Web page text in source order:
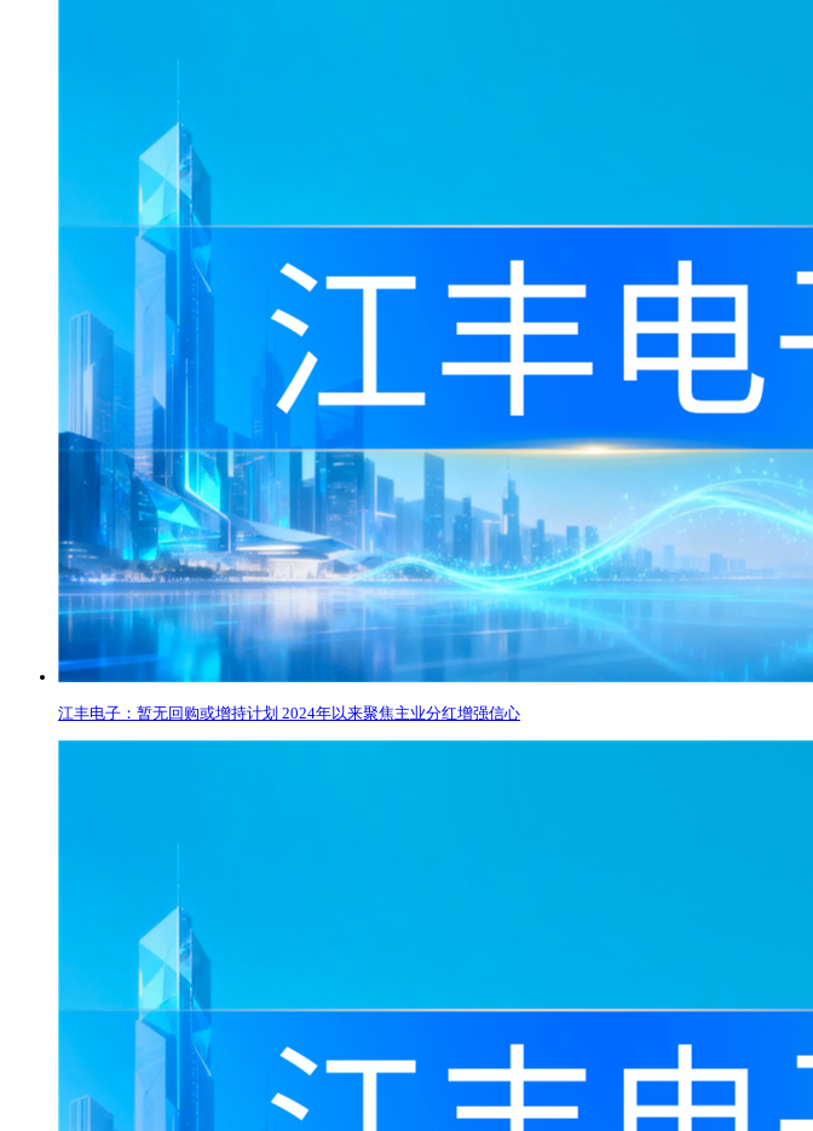
江丰电子：暂无回购或增持计划 2024年以来聚焦主业分红增强信心